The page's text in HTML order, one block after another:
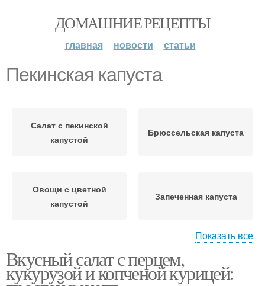
ДОМАШНИЕ РЕЦЕПТЫ
главная новости статьи
Пекинская капуста
Салат с пекинской
капустой
Брюссельская капуста
Овощи с цветной
капустой
Запеченная капуста
Капуста в духовке Картошка с капустой
Показать все
Вкусный салат с перцем,
кукурузой и копченой курицей: